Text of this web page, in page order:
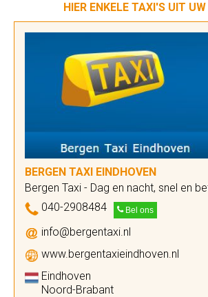
HIER ENKELE TAXI'S UIT
BERGEN TAXI EINDHOVEN
Bergen Taxi - Dag en nacht, snel en
040-2908484
Bel ons
info@bergentaxi.nl
www.bergentaxieindhoven.nl
Eindhoven
Noord-Brabant